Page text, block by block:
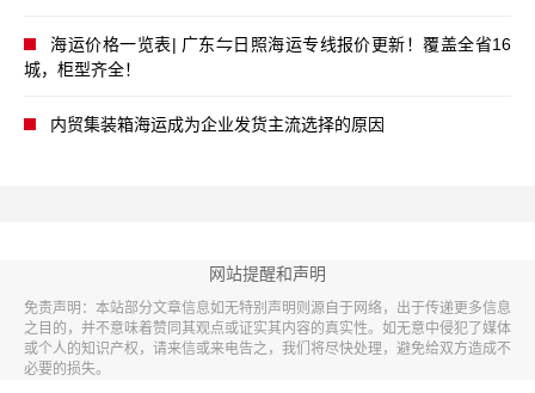
海运价格一览表| 广东⇋日照海运专线报价更新！覆盖全省16
城，柜型齐全！
内贸集装箱海运成为企业发货主流选择的原因
网站提醒和声明
免责声明：本站部分文章信息如无特别声明则源自于网络，出于传递更多信息
之目的，并不意味着赞同其观点或证实其内容的真实性。如无意中侵犯了媒体
或个人的知识产权，请来信或来电告之，我们将尽快处理，避免给双方造成不
必要的损失。